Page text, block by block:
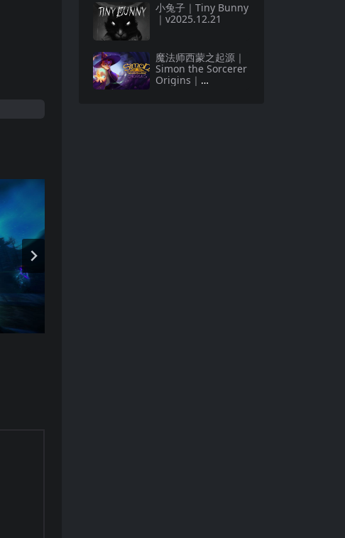
小兔子｜Tiny Bunny
｜v2025.12.21
魔法师西蒙之起源｜
Simon the Sorcerer
Origins｜